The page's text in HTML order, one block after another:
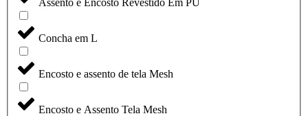
Concha em L
Encosto e assento de tela Mesh
Encosto e Assento Tela Mesh